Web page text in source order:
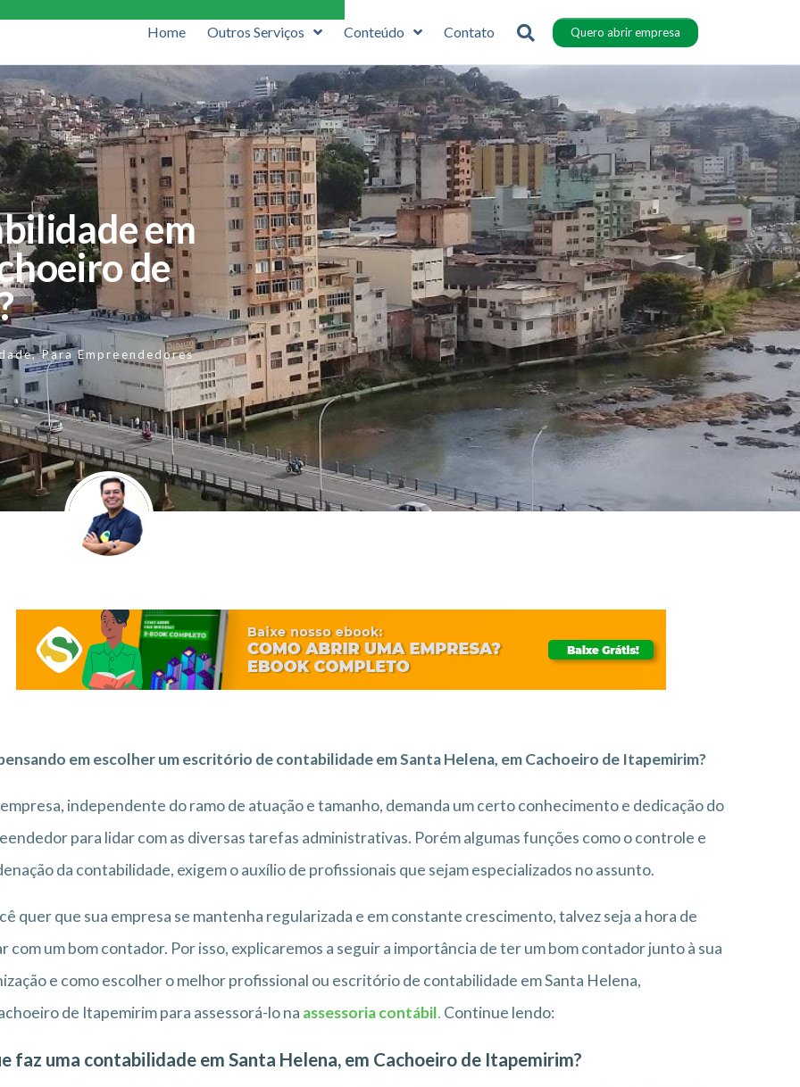
Home Outros Serviços Conteúdo Contato Quero abrir empresa
em
de
,Para Empreendedores
em escolher um escritório de contabilidade em Santa Helena, em Cachoeiro de Itapemirim?
independente do ramo de atuação e tamanho, demanda um certo conhecimento e dedicação do
para lidar com as diversas tarefas administrativas. Porém algumas funções como o controle e
da contabilidade, exigem o auxílio de profissionais que sejam especializados no assunto.
quer que sua empresa se mantenha regularizada e em constante crescimento, talvez seja a hora de
com um bom contador. Por isso, explicaremos a seguir a importância de ter um bom contador junto à sua
e como escolher o melhor profissional ou escritório de contabilidade em Santa Helena,
de Itapemirim para assessorá-lo na assessoria contábil. Continue lendo:
faz uma contabilidade em Santa Helena, em Cachoeiro de Itapemirim?